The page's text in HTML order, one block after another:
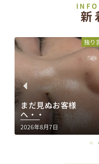
新
独り
まだ見ぬお客様
へ・・
2026年8月7日